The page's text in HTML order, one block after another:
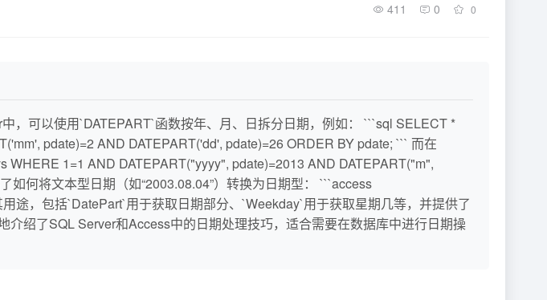
411 0 0
，可以使用`DATEPART`函数按年、月、日拆分日期，例如： ```sql SELECT *
pdate)=2 AND DATEPART('dd', pdate)=26 ORDER BY pdate; ``` 而在
1=1 AND DATEPART("yyyy", pdate)=2013 AND DATEPART("m",
何将文本型日期（如“2003.08.04”）转换为日期型： ```access
途，包括`DatePart`用于获取日期部分、`Weekday`用于获取星期几等，并提供了
绍了SQL Server和Access中的日期处理技巧，适合需要在数据库中进行日期操